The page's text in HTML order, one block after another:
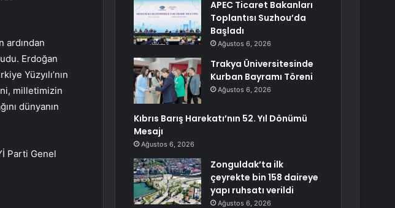
ardından
Erdoğan
Yüzyılı’nın
milletimizin
dünyanın
Parti Genel
APEC Ticaret Bakanları
Toplantısı Suzhou’da
Başladı
Ağustos 6, 2026
Trakya Üniversitesinde
Kurban Bayramı Töreni
Ağustos 6, 2026
Kıbrıs Barış Harekatı’nın 52. Yıl Dönümü
Mesajı
Ağustos 6, 2026
Zonguldak’ta ilk
çeyrekte bin 158 daireye
yapı ruhsatı verildi
Ağustos 6, 2026